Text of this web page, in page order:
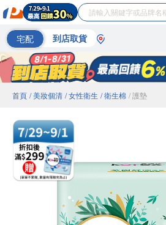
宅配 到店取貨
首頁 / 美妝個清 / 女性衛生 / 衛生棉 / 護墊